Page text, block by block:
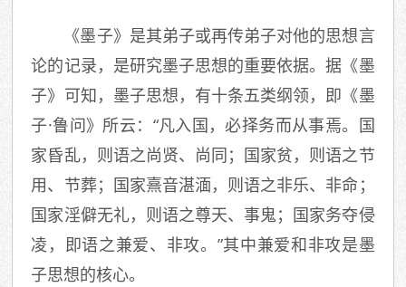
《墨子》是其弟子或再传弟子对他的思想言
论的记录，是研究墨子思想的重要依据。据《墨
子》可知，墨子思想，有十条五类纲领，即《墨
子·鲁问》所云：“凡入国，必择务而从事焉。国
家昏乱，则语之尚贤、尚同；国家贫，则语之节
用、节葬；国家熹音湛湎，则语之非乐、非命；
国家淫僻无礼，则语之尊天、事鬼；国家务夺侵
凌，即语之兼爱、非攻。”其中兼爱和非攻是墨
子思想的核心。